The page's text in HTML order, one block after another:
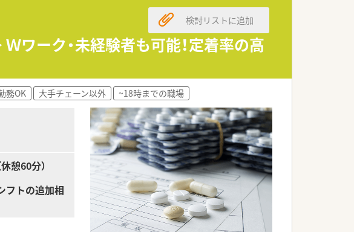
合う協力体制が自然と根付いている職場です。
を高めながら集中して仕事に取り組めます。
がらも穏やかな雰囲気の中で勤務が可能です。
ーク・未経験者も可能！定着率の高
検討リストに追加
務OK 大手チェーン以外 ~18時までの職場
憩60分）
フトの追加相